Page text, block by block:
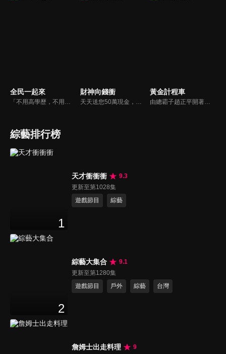
全民一起來
「不用高學歷，不用會答題，全民一起來，獎金拿不完！」《全民一起來》是一檔結合手機遊戲的大型現場直播益智節目，「記憶、觀察、反應、平衡、敏捷...」，多道關卡考驗挑戰者的多元智能及體能，見證藝人明星各項不可思議的挑戰。
財神向錢衝
天天送您50萬現金，還有汽車大獎！不考智力、體力，挑戰家人、同事、同學、朋友互相了解的成渡和共同生活經驗。快來參加《財神向前衝》大獎通通送給您。
黃金計程車
由總霸子趙正平開著計程車在街頭隨機找尋搭車路人，進行機智問答，如果十題答對就可以拿走金元寶！如果沒有答對，就把當前獎金減一個0然後發放！另外節目中總霸子趙正平還會帶我們遍尋美食名景。
綜藝排行榜
1
天才衝衝衝
9.3
更新至第1028集
遊戲節目
綜藝
2
綜藝大集合
9.1
更新至第1280集
遊戲節目
戶外 綜藝 台灣
詹姆士出走料理
9